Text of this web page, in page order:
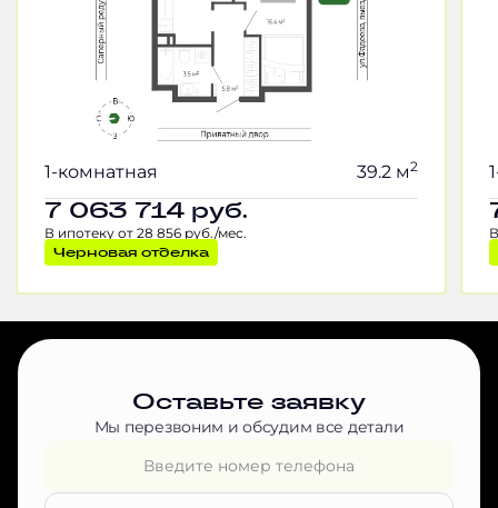
1-комнатная 39.2 м2
7 063 714 руб.
В ипотеку от 28 856 руб./мес.
Черновая отделка
Оставьте заявку
Мы перезвоним и обсудим все детали